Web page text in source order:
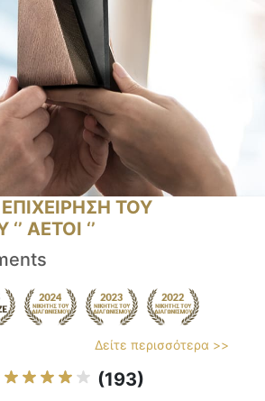
ΤΟΥ
ΑΕΤΟΙ ‘’
Δείτε περισσότερα >>
(193)